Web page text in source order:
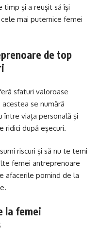
timp și a reușit să își
mai puternice femei
de top
sfaturi valoroase
se numără
între viața personală și
ridici după eșecuri.
riscuri și să nu te temi
femei antreprenoare
afacerile pornind de la
la femei